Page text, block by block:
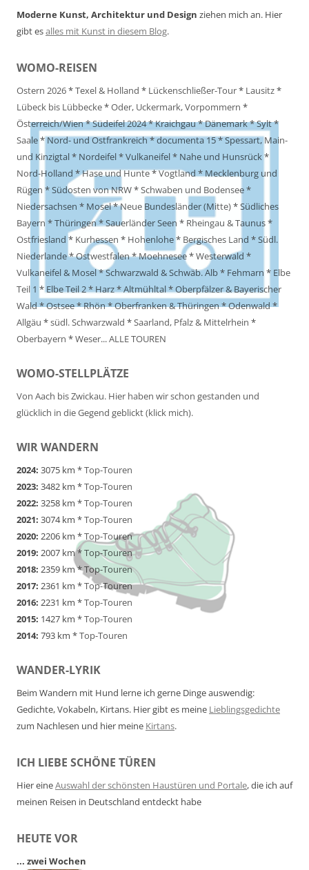
Moderne Kunst, Architektur und Design ziehen mich an. Hier
gibt esalles mit Kunst in diesem Blog.
WOMO-REISEN
Ostern 2026*Texel & Holland * Lückenschließer-Tour* Lausitz*
Lübeck bis Lübbecke*Oder, Uckermark, Vorpommern *
Österreich/Wien*Südeifel 2024*Kraichgau*Dänemark*Sylt*
Saale*Nord- und Ostfrankreich*documenta 15*Spessart, Main-
und Kinzigtal* Nordeifel*Vulkaneifel* Nahe und Hunsrück*
Nord-Holland *Hase und Hunte*Vogtland*Mecklenburg und
Rügen *Südosten von NRW*Schwaben und Bodensee*
Niedersachsen * Mosel*Neue Bundesländer (Mitte)*Südliches
Bayern *Thüringen*Sauerländer Seen * Rheingau & Taunus*
Ostfriesland * Kurhessen * Hohenlohe* Bergisches Land *Südl.
Niederlande*Ostwestfalen*Moehnesee*Westerwald *
Vulkaneifel & Mosel*Schwarzwald & Schwäb. Alb* Fehmarn * Elbe
Teil 1 *Elbe Teil 2*Harz*Altmühltal*Oberpfälzer & Bayerischer
Wald*Ostsee*Rhön*Oberfranken & Thüringen*Odenwald*
Allgäu *südl. Schwarzwald *Saarland, Pfalz & Mittelrhein *
Oberbayern *Weser...ALLE TOUREN
WOMO-STELLPLÄTZE
Von Aach bis Zwickau. Hier haben wir schon gestanden und
glücklich in die Gegend geblickt (klick mich).
WIR WANDERN
2024: 3075 km *Top-Touren
2023: 3482 km *Top-Touren
2022: 3258 km *Top-Touren
2021: 3074 km *Top-Touren
2020: 2206 km *Top-Touren
2019: 2007 km *Top-Touren
2018: 2359 km *Top-Touren
2017: 2361 km *Top-Touren
2016: 2231 km *Top-Touren
2015: 1427 km *Top-Touren
2014: 793 km *Top-Touren
WANDER-LYRIK
Beim Wandern mit Hund lerne ich gerne Dinge auswendig:
Gedichte, Vokabeln, Kirtans. Hier gibt es meine Lieblingsgedichte
zum Nachlesen und hier meine Kirtans.
ICH LIEBE SCHÖNE TÜREN
Hier eineAuswahl der schönsten Haustüren und Portale, die ich auf
meinen Reisen in Deutschland entdeckt habe
HEUTE VOR
... zwei Wochen